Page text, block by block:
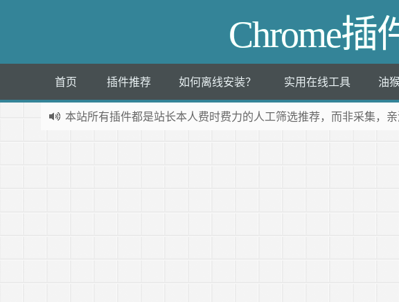
Chrome插
首页 插件推荐 如何离线安装？ 实用在线工具 油
本站所有插件都是站长本人费时费力的人工筛选推荐，而非采集，